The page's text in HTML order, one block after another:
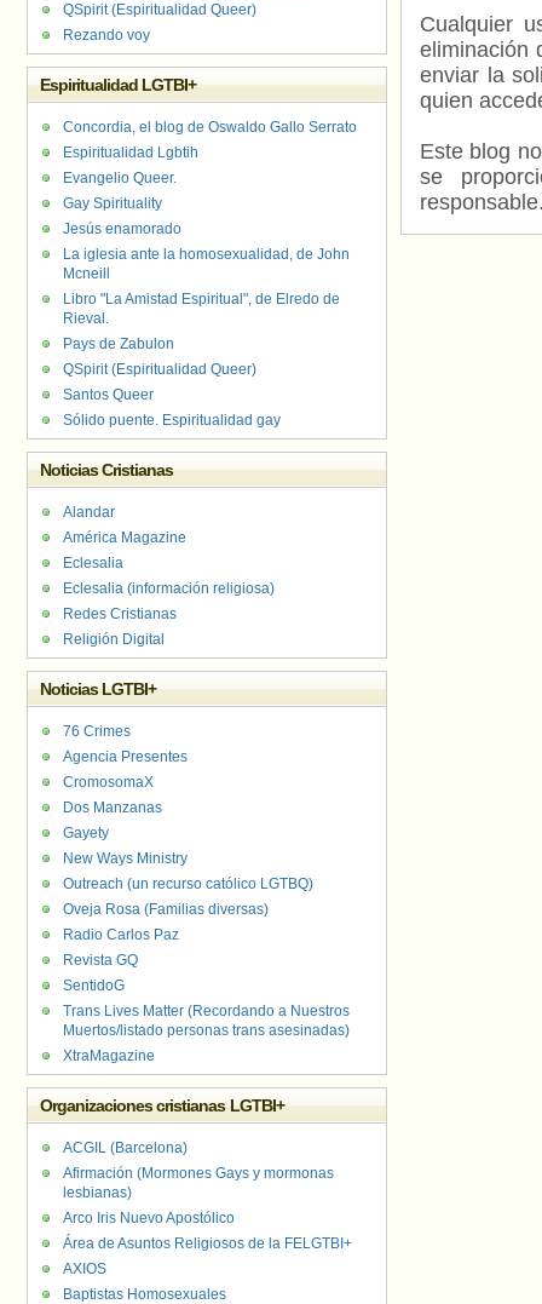
Cualquier
eliminación
enviar la
quien
Este blog
se
QSpirit (Espiritualidad Queer)
Rezando voy
Espiritualidad LGTBI+
Concordia, el blog de Oswaldo Gallo Serrato
Espiritualidad Lgbtih
Evangelio Queer.
Gay Spirituality
Jesús enamorado
La iglesia ante la homosexualidad, de John
Mcneill
Libro "La Amistad Espiritual", de Elredo de
Rieval.
Pays de Zabulon
QSpirit (Espiritualidad Queer)
Santos Queer
Sólido puente. Espiritualidad gay
Noticias Cristianas
Alandar
América Magazine
Eclesalia
Eclesalia (información religiosa)
Redes Cristianas
Religión Digital
Noticias LGTBI+
76 Crimes
Agencia Presentes
CromosomaX
Dos Manzanas
Gayety
New Ways Ministry
Outreach (un recurso católico LGTBQ)
Oveja Rosa (Familias diversas)
Radio Carlos Paz
Revista GQ
SentidoG
Trans Lives Matter (Recordando a Nuestros
Muertos/listado personas trans asesinadas)
XtraMagazine
Organizaciones cristianas LGTBI+
ACGIL (Barcelona)
Afirmación (Mormones Gays y mormonas
lesbianas)
Arco Iris Nuevo Apostólico
Área de Asuntos Religiosos de la FELGTBI+
AXIOS
Baptistas Homosexuales